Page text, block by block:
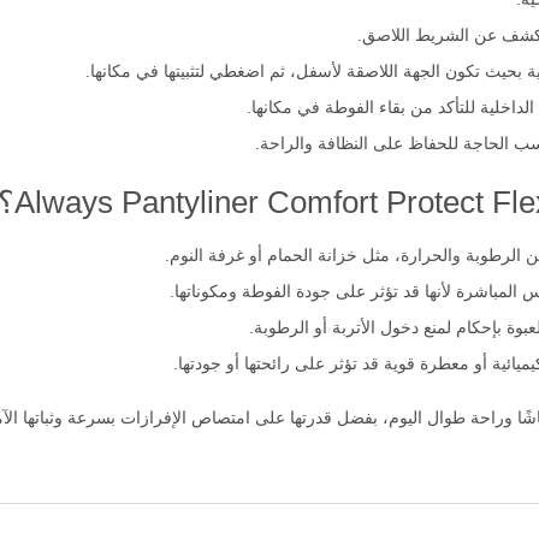
عن الشريط اللاصق.
تكون الجهة اللاصقة لأسفل، ثم اضغطي لتثبيتها في مكانها.
للتأكد من بقاء الفوطة في مكانها.
والحرارة، مثل خزانة الحمام أو غرفة النوم.
لأنها قد تؤثر على جودة الفوطة ومكوناتها.
بإحكام لمنع دخول الأتربة أو الرطوبة.
أو معطرة قوية قد تؤثر على رائحتها أو جودتها.
وراحة طوال اليوم، بفضل قدرتها على امتصاص الإفرازات بسرعة وثباتها